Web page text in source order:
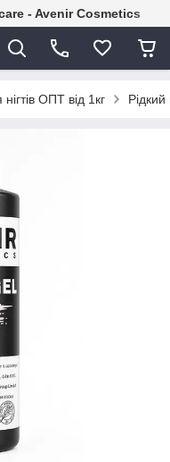
- Avenir Cosmetics
ОПТ від 1кг Рідкий